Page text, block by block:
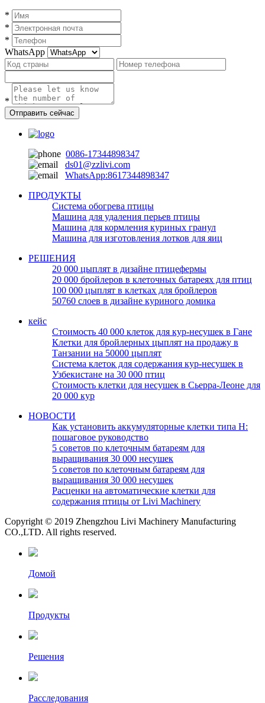
*
*
*
WhatsApp
*
Отправить сейчас
0086-17344898347
ds01@zzlivi.com
WhatsApp:8617344898347
ПРОДУКТЫ
Система обогрева птицы
Машина для удаления перьев птицы
Машина для кормления куриных гранул
Машина для изготовления лотков для яиц
РЕШЕНИЯ
20 000 цыплят в дизайне птицефермы
20 000 бройлеров в клеточных батареях для птиц
100 000 цыплят в клетках для бройлеров
50760 слоев в дизайне куриного домика
кейс
Стоимость 40 000 клеток для кур-несушек в Гане
Клетки для бройлерных цыплят на продажу в
Танзании на 50000 цыплят
Система клеток для содержания кур-несушек в
Узбекистане на 30 000 птиц
Стоимость клетки для несушек в Сьерра-Леоне для
20 000 кур
НОВОСТИ
Как установить аккумуляторные клетки типа H:
пошаговое руководство
5 советов по клеточным батареям для
выращивания 30 000 несушек
5 советов по клеточным батареям для
выращивания 30 000 несушек
Расценки на автоматические клетки для
содержания птицы от Livi Machinery
Copyright © 2019 Zhengzhou Livi Machinery Manufacturing
CO.,LTD. All rights reserved.
Домой
Продукты
Решения
Расследования